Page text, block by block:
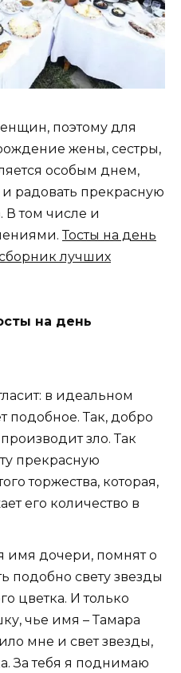
поэтому для
жены, сестры,
особым днем,
и радовать прекрасную
В том числе и
Тосты на день
лучших
на день
в идеальном
подобное. Так, добро
зло. Так
прекрасную
торжества, которая,
его количество в
имя дочери, помнят о
подобно свету звезды
цветка. И только
чье имя – Тамара
мне и свет звезды,
За тебя я поднимаю